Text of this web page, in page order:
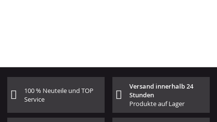
100 % Neuteile und TOP
Service
Versand innerhalb 24
Stunden
Produkte auf Lager